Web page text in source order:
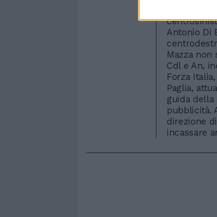
Antonio Di
Mazza non
Cdl e An,
Forza
Paglia,
guida della
pubblicità.
direzione
incassare